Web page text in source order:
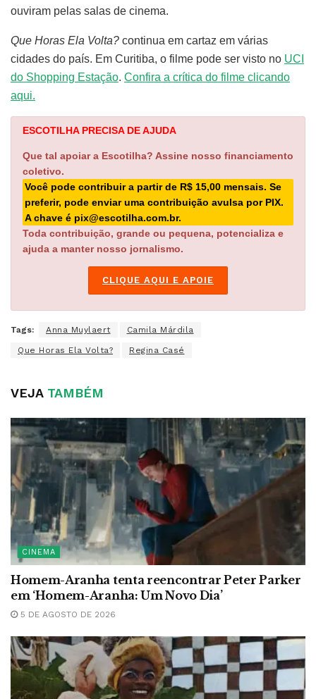
ouviram pelas salas de cinema.
Que Horas Ela Volta? continua em cartaz em várias
cidades do país. Em Curitiba, o filme pode ser visto no UCI
do Shopping Estação. Confira a crítica do filme clicando
aqui.
ESCOTILHA PRECISA DE AJUDA
Que tal apoiar a Escotilha? Assine nosso financiamento
coletivo.
Você pode contribuir a partir de R$ 15,00 mensais. Se
preferir, pode enviar uma contribuição avulsa por PIX.
A chave é pix@escotilha.com.br.
Toda contribuição, grande ou pequena, potencializa e
ajuda a manter nosso jornalismo.
CLIQUE AQUI E APOIE
Tags: Anna Muylaert Camila Márdila
Que Horas Ela Volta? Regina Casé
VEJATAMBÉM
CINEMA
Homem-Aranha tenta reencontrar Peter Parker
em ‘Homem-Aranha: Um Novo Dia’
5 DE AGOSTO DE 2026